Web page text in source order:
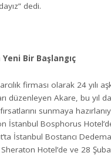
dedi.
Bir Başlangıç
firması olarak 24 yılı
düzenleyen Akare, bu yıl
sunmaya
İstanbul Bosphorus
İstanbul Bostancı
Hotel’de ve 28